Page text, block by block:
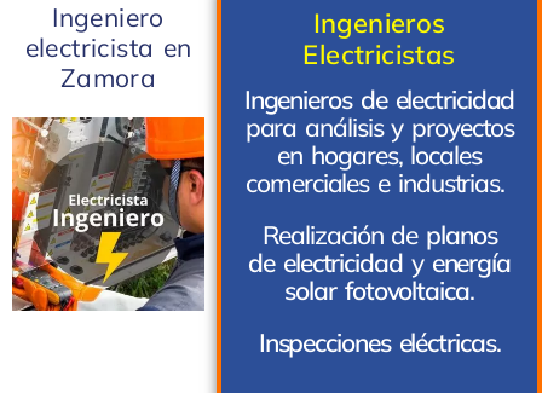
Ingeniero
electricista en
Zamora
Ingenieros
Electricistas
Ingenieros de electricidad
para análisis y proyectos
en hogares, locales
comerciales e industrias.
Realización de planos
de electricidady energía
solar fotovoltaica.
Inspecciones eléctricas.